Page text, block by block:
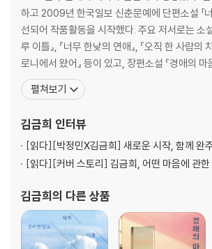
하고 2009년 한국일보 신춘문예에 단편소설 「
선되어 작품활동을 시작했다. 주요 저서로는 소
루 이틀』, 『너무 한낮의 연애』, 『오직 한 사람의
로니에서 왔어』 등이 있고, 장편소설 『경애의 마
편소설 『나의 사랑, 매기』, 짧은 소설 『나는 그것
안 생각해』, 산문집 『사랑 밖의 모든 말들』 등이
2016년 젊은작가상
펼쳐보기
김금희 인터뷰
[읽다][박정민X김금희] 새로운 시작, 함께 완
[읽다][커버 스토리] 김금희, 어떤 마음에 관한
김금희의 다른 상품